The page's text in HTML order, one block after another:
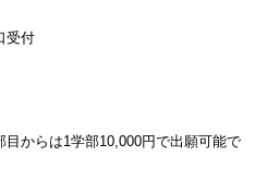
受付
からは1学部10,000円で出願可能で